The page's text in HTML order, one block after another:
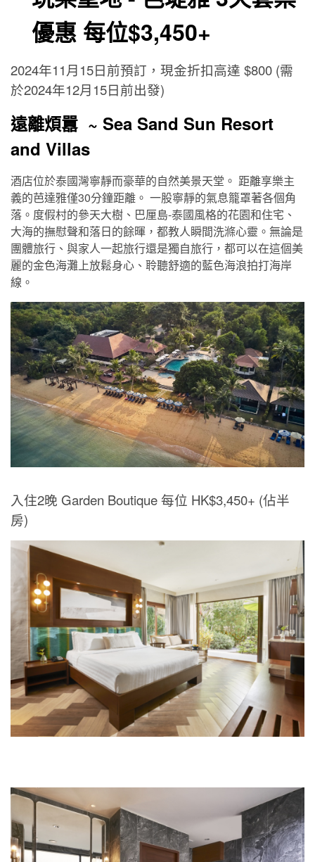
優惠 每位$3,450+
2024年11月15日前預訂，現金折扣高達 $800 (需
於2024年12月15日前出發)
遠離煩囂 ~ Sea Sand Sun Resort
and Villas
酒店位於泰國灣寧靜而豪華的自然美景天堂。 距離享樂主
義的芭達雅僅30分鐘距離。 一股寧靜的氣息籠罩著各個角
落。度假村的參天大樹、巴厘島-泰國風格的花園和住宅、
大海的撫慰聲和落日的餘暉，都教人瞬間洗滌心靈。無論是
團體旅行、與家人一起旅行還是獨自旅行，都可以在這個美
麗的金色海灘上放鬆身心、聆聽舒適的藍色海浪拍打海岸
線。
入住2晚 Garden Boutique 每位 HK$3,450+ (佔半
房)